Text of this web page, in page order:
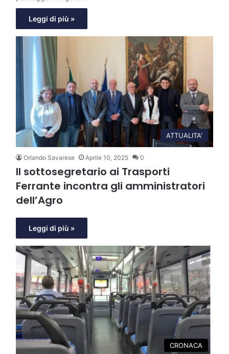
Leggi di più »
ATTUALITA'
Orlando Savarese Aprile 10, 2025 0
Il sottosegretario ai Trasporti
Ferrante incontra gli amministratori
dell’Agro
Leggi di più »
CRONACA